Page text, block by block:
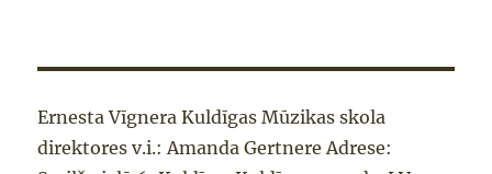
Ernesta Vīgnera Kuldīgas Mūzikas skola
direktores v.i.: Amanda Gertnere Adrese: